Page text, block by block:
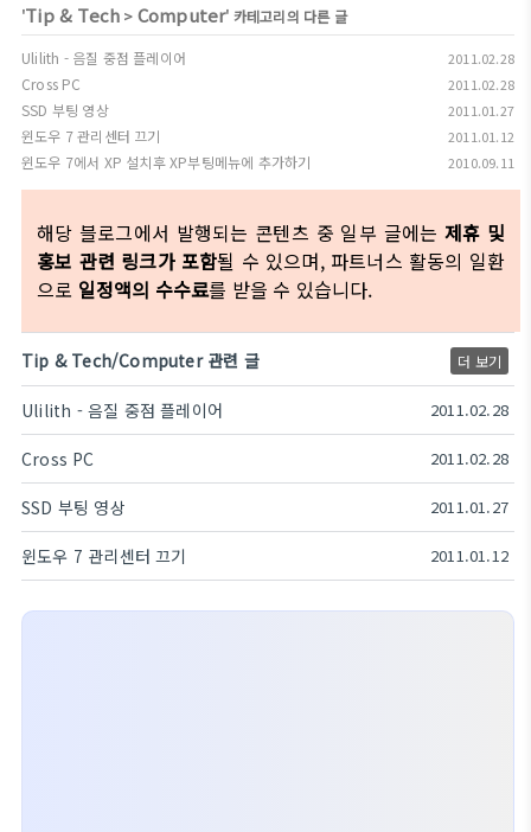
'Tip & Tech > Computer' 카테고리의 다른 글
Ulilith - 음질 중점 플레이어 2011.02.28
Cross PC 2011.02.28
SSD 부팅 영상 2011.01.27
윈도우 7 관리센터 끄기 2011.01.12
윈도우 7에서 XP 설치후 XP부팅메뉴에 추가하기 2010.09.11
해당 블로그에서 발행되는 콘텐츠 중 일부 글에는 제휴 및
홍보 관련 링크가 포함될 수 있으며, 파트너스 활동의 일환
으로 일정액의 수수료를 받을 수 있습니다.
Tip & Tech/Computer 관련 글 더 보기
Ulilith - 음질 중점 플레이어 2011.02.28
Cross PC 2011.02.28
SSD 부팅 영상 2011.01.27
윈도우 7 관리센터 끄기 2011.01.12